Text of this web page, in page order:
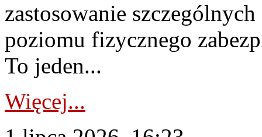
zastosowanie
poziomu fizycznego
To jeden...
Więcej...